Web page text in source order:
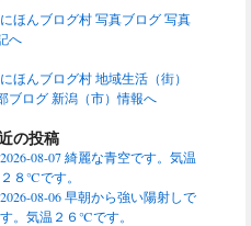
の投稿
2026-08-07 綺麗な青空です。気温
２８℃です。
2026-08-06 早朝から強い陽射しで
す。気温２６℃です。